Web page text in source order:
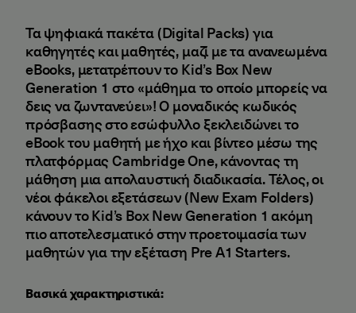
Τα ψηφιακά πακέτα (Digital Packs) για
καθηγητές και μαθητές, μαζί με τα ανανεωμένα
eBooks, μετατρέπουν το Kid’s Box New
Generation 1 στο «μάθημα το οποίο μπορείς να
δεις να ζωντανεύει»! Ο μοναδικός κωδικός
πρόσβασης στο εσώφυλλο ξεκλειδώνει το
eBook του μαθητή με ήχο και βίντεο μέσω της
πλατφόρμας Cambridge One, κάνοντας τη
μάθηση μια απολαυστική διαδικασία. Τέλος, οι
νέοι φάκελοι εξετάσεων (New Exam Folders)
κάνουν το Kid’s Box New Generation 1 ακόμη
πιο αποτελεσματικό στην προετοιμασία των
μαθητών για την εξέταση Pre A1 Starters.
Βασικά χαρακτηριστικά: